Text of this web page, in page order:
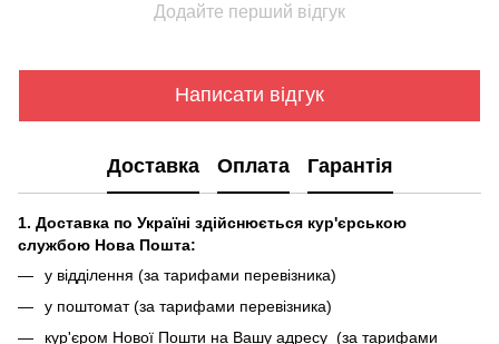
Додайте перший відгук
Написати відгук
Доставка Оплата Гарантія
1. Доставка по Україні здійснюється кур'єрською
службою Нова Пошта:
у відділення (за тарифами перевізника)
у поштомат (за тарифами перевізника)
кур'єром Нової Пошти на Вашу адресу (за тарифами